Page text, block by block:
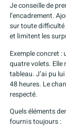
Je conseille de
l’encadrement.
sur toute difficulté
et limitent les
Exemple concret :
quatre volets. Elle
tableau. J’ai pu
48 heures. Le
respecté.
Quels éléments
fournis toujours :